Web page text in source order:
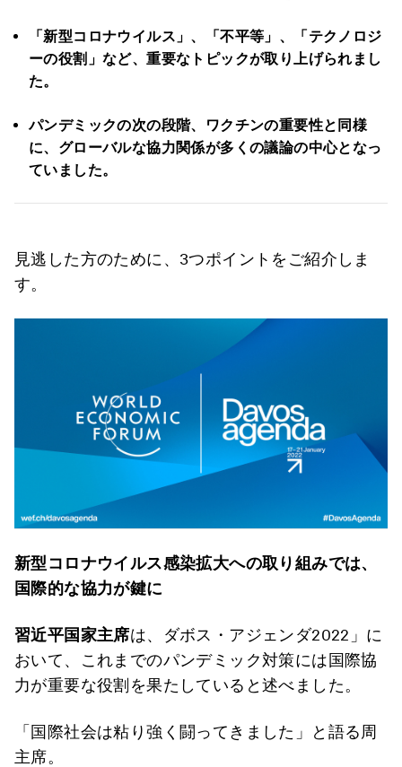
「新型コロナウイルス」、「不平等」、「テクノロジ
ーの役割」など、重要なトピックが取り上げられまし
た。
パンデミックの次の段階、ワクチンの重要性と同様
に、グローバルな協力関係が多くの議論の中心となっ
ていました。
見逃した方のために、3つポイントをご紹介しま
す。
新型コロナウイルス感染拡大への取り組みでは、
国際的な協力が鍵に
習近平国家主席は、ダボス・アジェンダ2022」に
おいて、これまでのパンデミック対策には国際協
力が重要な役割を果たしていると述べました。
「国際社会は粘り強く闘ってきました」と語る周
主席。